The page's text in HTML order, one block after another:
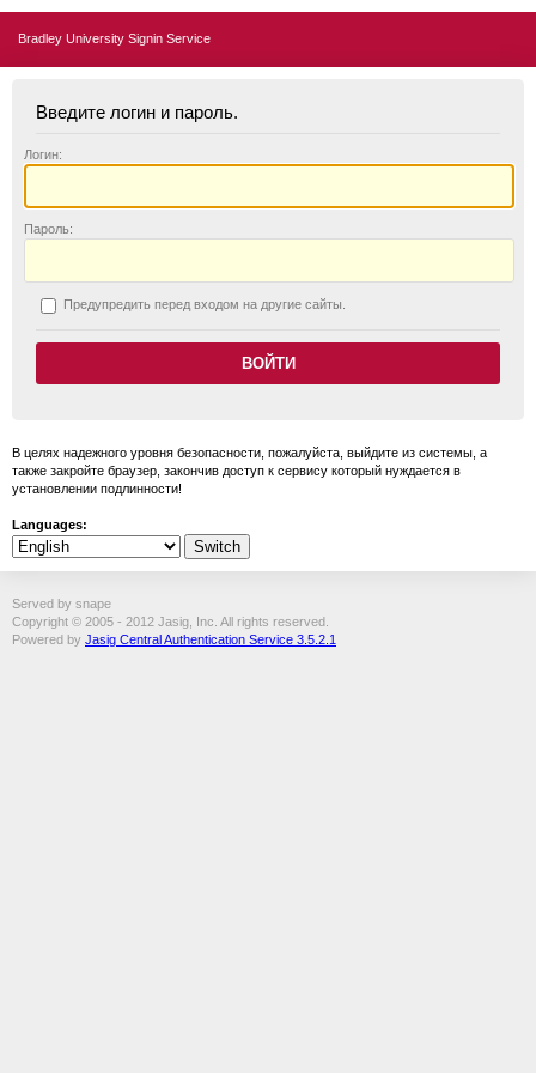
Bradley University Signin Service
Введите логин и пароль.
Логин:
Пароль:
Предупредить перед входом на другие сайты.
В целях надежного уровня безопасности, пожалуйста, выйдите из системы, а
также закройте браузер, закончив доступ к сервису который нуждается в
установлении подлинности!
Languages:
Served by snape
Copyright © 2005 - 2012 Jasig, Inc. All rights reserved.
Powered by Jasig Central Authentication Service 3.5.2.1